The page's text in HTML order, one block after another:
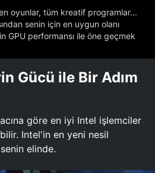
oyunlar, tüm kreatif programlar...
senin için en uygun olanı
GPU performansı ile öne geçmek
Gücü ile Bir Adım
göre en iyi Intel işlemciler
Intel'in en yeni nesil
elinde.